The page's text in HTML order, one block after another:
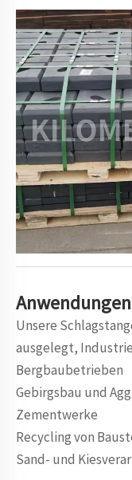
Anwendungen
Unsere
ausgelegt,
Bergbaubetrieben
Gebirgsbau und
Zementwerke
Recycling von
Sand- und